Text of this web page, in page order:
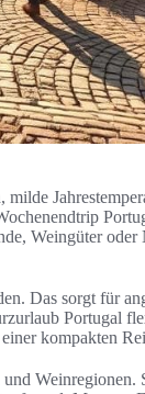
Weingüter
Das sorgt für
Portugal
kompakten
Weinregionen.